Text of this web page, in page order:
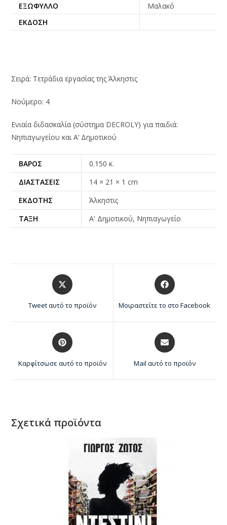
ΕΞΏΦΥΛΛΟ
Μαλακό
ΈΚΔΟΣΗ
Σειρά: Τετράδια εργασίας της Άλκηστις
Νούμερο: 4
Ενιαία διδασκαλία (σύστημα DECROLY) για παιδιά:
Νηπιαγωγείου και Α’ Δημοτικού
ΒΆΡΟΣ
0.150 κ.
ΔΙΑΣΤΆΣΕΙΣ
14 × 21 × 1 cm
ΕΚΔΌΤΗΣ
Άλκηστις
ΤΆΞΗ
Α' Δημοτικού, Νηπιαγωγείο
Tweet αυτό το προϊόν Μοιραστείτε το στο Facebook
Καρφίτσωσε αυτό το προϊόν Mail αυτό το προϊόν
Σχετικά προϊόντα